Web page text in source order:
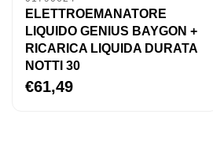
ELETTROEMANATORE
LIQUIDO GENIUS BAYGON +
RICARICA LIQUIDA DURATA
NOTTI 30
€61,49